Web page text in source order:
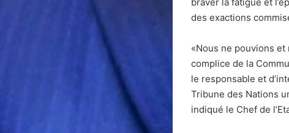
des exactions
«Nous ne pouvions
complice de la
le responsable et
Tribune des Nations
indiqué le Chef de